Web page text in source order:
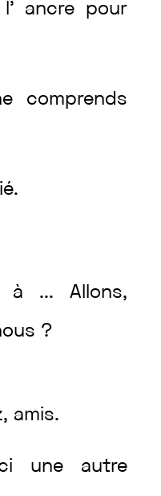
l’ ancre pour
comprends
.
à ... Allons,
?
, amis.
une autre